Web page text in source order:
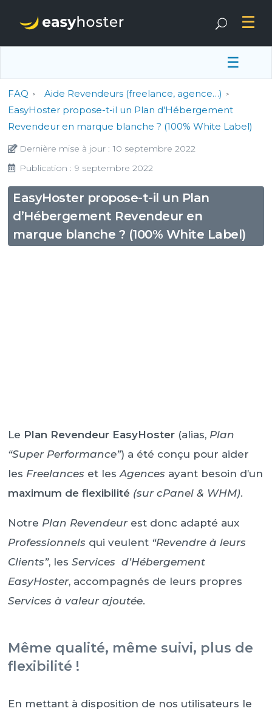
☰
FAQ
Aide Revendeurs (freelance, agence…)
EasyHoster propose-t-il un Plan d'Hébergement
Revendeur en marque blanche ? (100% White Label)
Dernière mise à jour : 10 septembre 2022
Publication : 9 septembre 2022
EasyHoster propose-t-il un Plan
d’Hébergement Revendeur en
marque blanche ? (100% White Label)
Le Plan Revendeur EasyHoster (alias, Plan
“Super Performance”) a été conçu pour aider
les Freelances et lesAgences ayant besoin d’un
maximum de flexibilité (sur cPanel & WHM).
Notre Plan Revendeurest donc adapté aux
Professionnels qui veulent “Revendre à leurs
Clients”, les Services d’Hébergement
EasyHoster, accompagnés de leurs propres
Services à valeur ajoutée.
Même qualité, même suivi, plus de
flexibilité !
En mettant à disposition de nos utilisateurs le